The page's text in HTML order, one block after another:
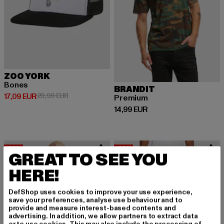
ZOO YORK
Bones
17,09 EUR
Derzeitiger Preis: 17,09 EUR
29,99 EURAktionspreis: 29,99 EUR
BRANDIT
Premium
14,99 EUR
Derzeitiger Preis: 14,99 EUR
-22% -22%
GREAT TO SEE YOU
HERE!
DefShop uses cookies to improve your use experience,
save your preferences, analyse use behaviour and to
provide and measure interest-based contents and
advertising. In addition, we allow partners to extract data